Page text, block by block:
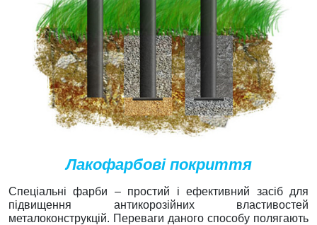
Лакофарбові покриття
Спеціальні фарби – простий і ефективний засіб для
підвищення антикорозійних властивостей
металоконструкцій. Переваги даного способу полягають